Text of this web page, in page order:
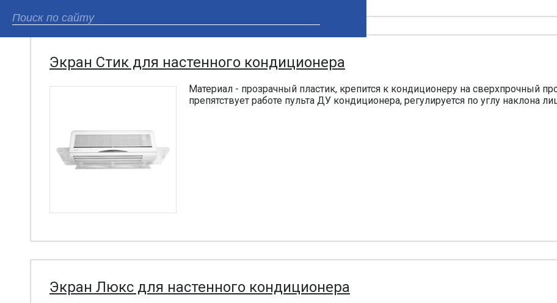
Экран Стик для настенного кондиционера
Материал - прозрачный пластик, крепится к кондиционеру на сверхпрочный
препятствует работе пульта ДУ кондиционера, регулируется по углу наклона
Экран Люкс для настенного кондиционера